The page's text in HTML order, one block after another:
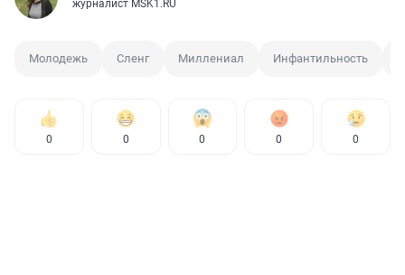
журналист MSK1.RU
Молодежь Сленг Миллениал Инфантильность
0 0 0 0 0